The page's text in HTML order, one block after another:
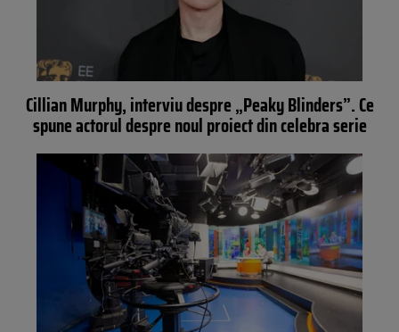
Cillian Murphy, interviu despre „Peaky Blinders”. Ce
spune actorul despre noul proiect din celebra serie